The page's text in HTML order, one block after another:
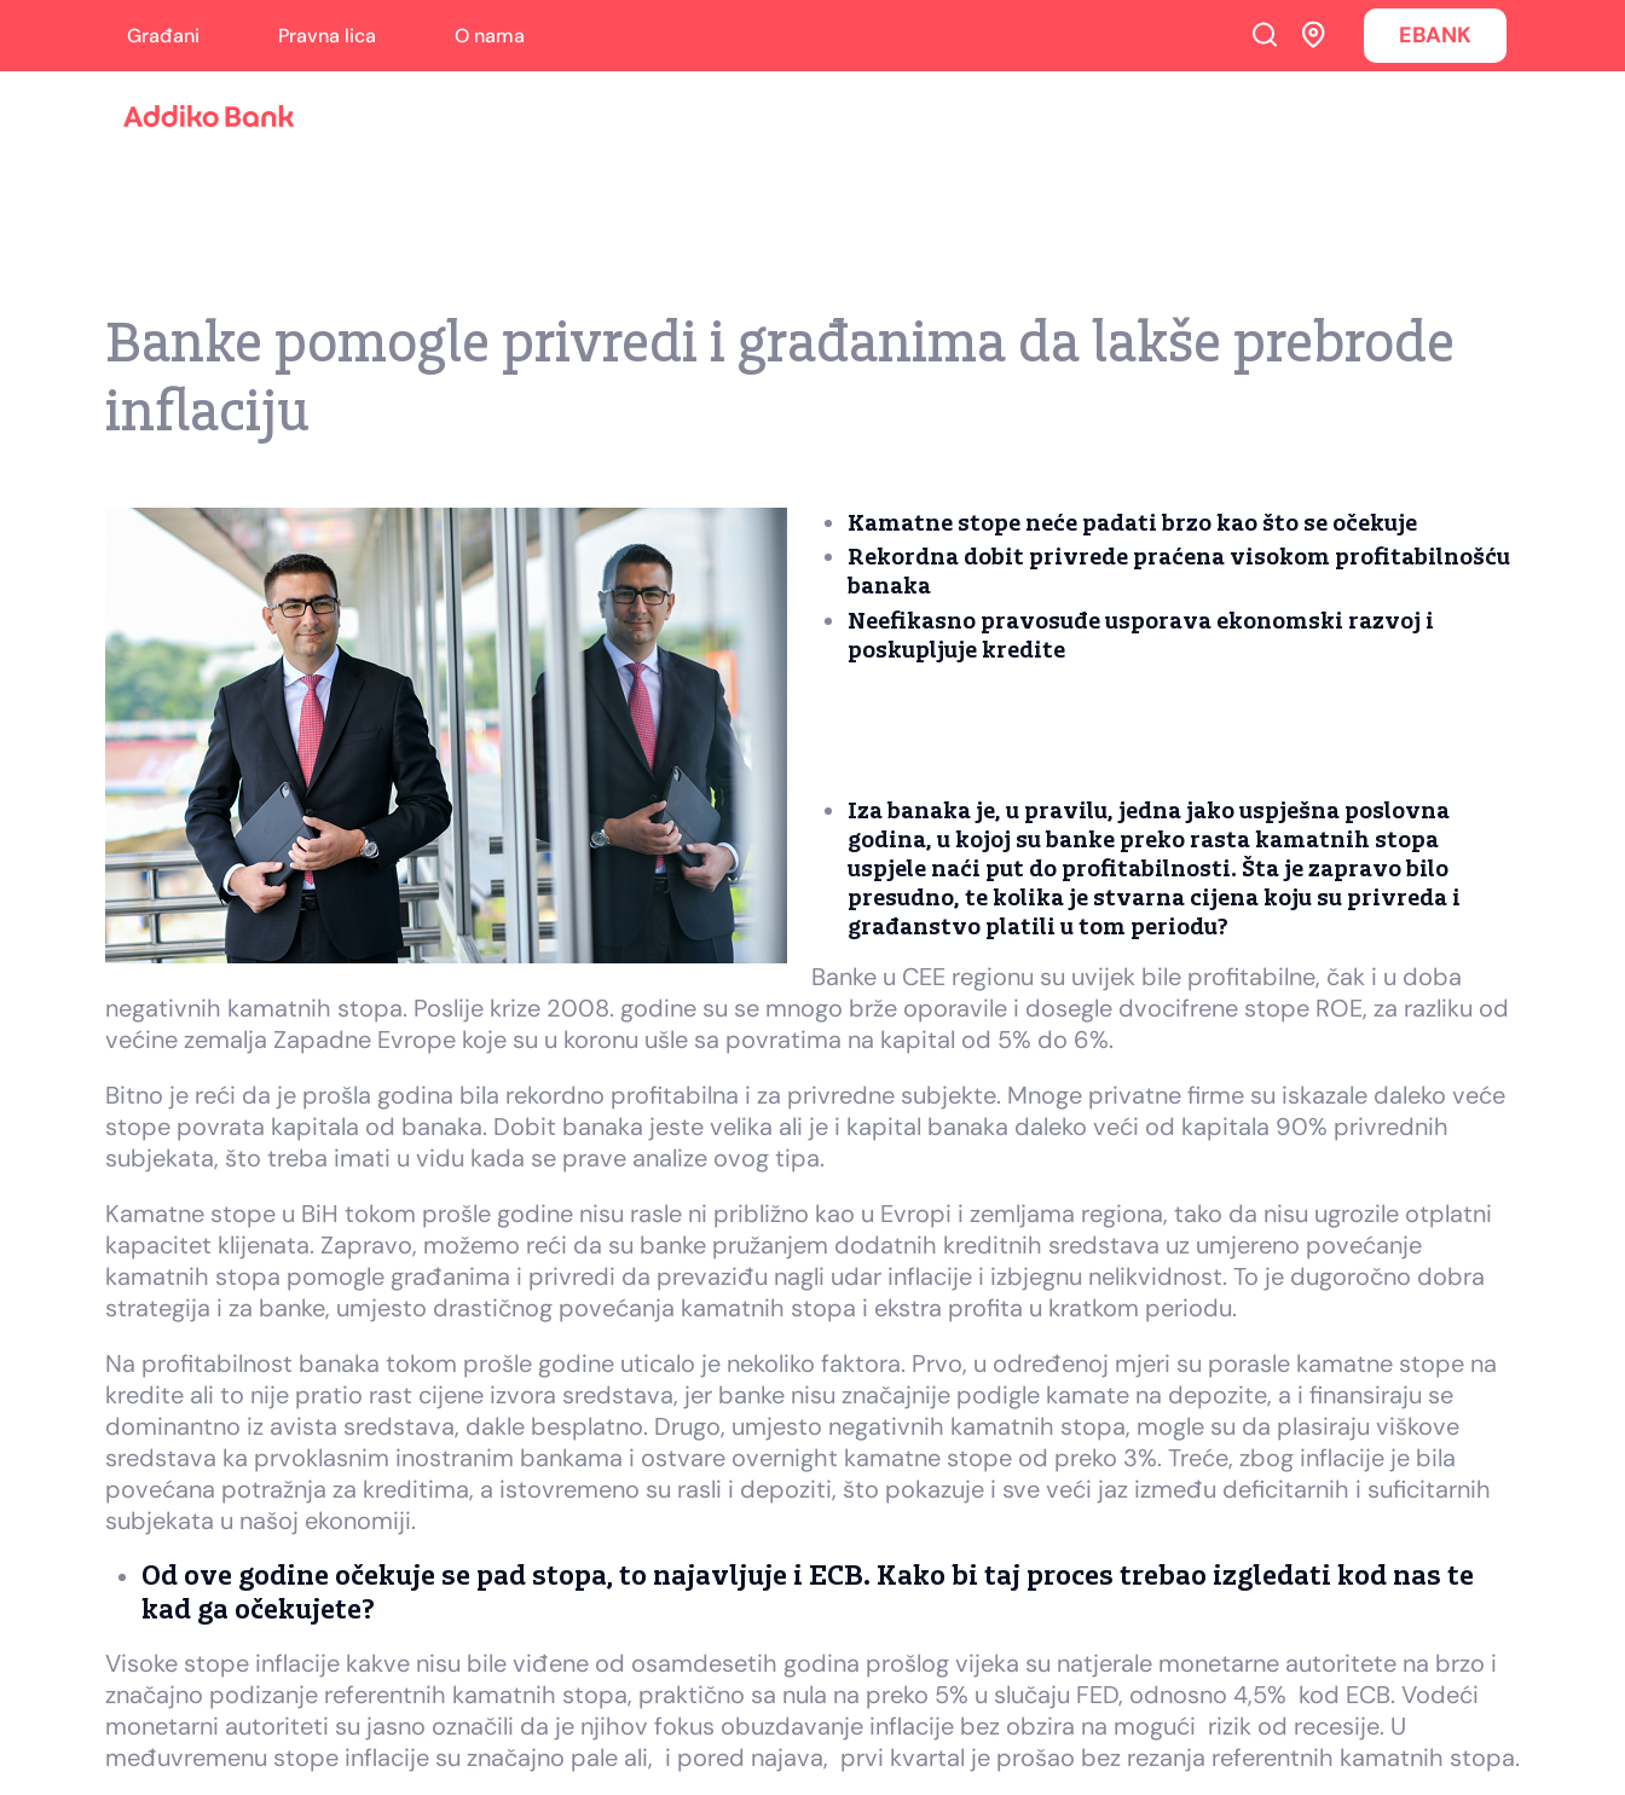
Građani Pravna lica O nama EBANK
Banke pomogle privredi i građanima da lakše prebrode
inflaciju
Kamatne stope neće padati brzo kao što se očekuje
Rekordna dobit privrede praćena visokom profitabilnošću
banaka
Neefikasno pravosuđe usporava ekonomski razvoj i
poskupljuje kredite
Iza banaka je, u pravilu, jedna jako uspješna poslovna
godina, u kojoj su banke preko rasta kamatnih stopa
uspjele naći put do profitabilnosti. Šta je zapravo bilo
presudno, te kolika je stvarna cijena koju su privreda i
građanstvo platili u tom periodu?
Banke u CEE regionu su uvijek bile profitabilne, čak i u doba
negativnih kamatnih stopa. Poslije krize 2008. godine su se mnogo brže oporavile i dosegle dvocifrene stope ROE, za razliku od
većine zemalja Zapadne Evrope koje su u koronu ušle sa povratima na kapital od 5% do 6%.
Bitno je reći da je prošla godina bila rekordno profitabilna i za privredne subjekte. Mnoge privatne firme su iskazale daleko veće
stope povrata kapitala od banaka. Dobit banaka jeste velika ali je i kapital banaka daleko veći od kapitala 90% privrednih
subjekata, što treba imati u vidu kada se prave analize ovog tipa.
Kamatne stope u BiH tokom prošle godine nisu rasle ni približno kao u Evropi i zemljama regiona, tako da nisu ugrozile otplatni
kapacitet klijenata. Zapravo, možemo reći da su banke pružanjem dodatnih kreditnih sredstava uz umjereno povećanje
kamatnih stopa pomogle građanima i privredi da prevaziđu nagli udar inflacije i izbjegnu nelikvidnost. To je dugoročno dobra
strategija i za banke, umjesto drastičnog povećanja kamatnih stopa i ekstra profita u kratkom periodu.
Na profitabilnost banaka tokom prošle godine uticalo je nekoliko faktora. Prvo, u određenoj mjeri su porasle kamatne stope na
kredite ali to nije pratio rast cijene izvora sredstava, jer banke nisu značajnije podigle kamate na depozite, a i finansiraju se
dominantno iz avista sredstava, dakle besplatno. Drugo, umjesto negativnih kamatnih stopa, mogle su da plasiraju viškove
sredstava ka prvoklasnim inostranim bankama i ostvare overnight kamatne stope od preko 3%. Treće, zbog inflacije je bila
povećana potražnja za kreditima, a istovremeno su rasli i depoziti, što pokazuje i sve veći jaz između deficitarnih i suficitarnih
subjekata u našoj ekonomiji.
Od ove godine očekuje se pad stopa, to najavljuje i ECB. Kako bi taj proces trebao izgledati kod nas te
kad ga očekujete?
Visoke stope inflacije kakve nisu bile viđene od osamdesetih godina prošlog vijeka su natjerale monetarne autoritete na brzo i
značajno podizanje referentnih kamatnih stopa, praktično sa nula na preko 5% u slučaju FED, odnosno 4,5% kod ECB. Vodeći
monetarni autoriteti su jasno označili da je njihov fokus obuzdavanje inflacije bez obzira na mogući rizik od recesije. U
međuvremenu stope inflacije su značajno pale ali, i pored najava, prvi kvartal je prošao bez rezanja referentnih kamatnih stopa.